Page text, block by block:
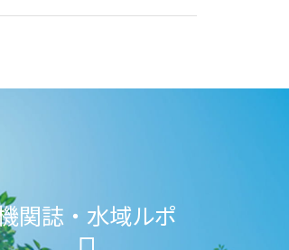
関誌・水域ルポ